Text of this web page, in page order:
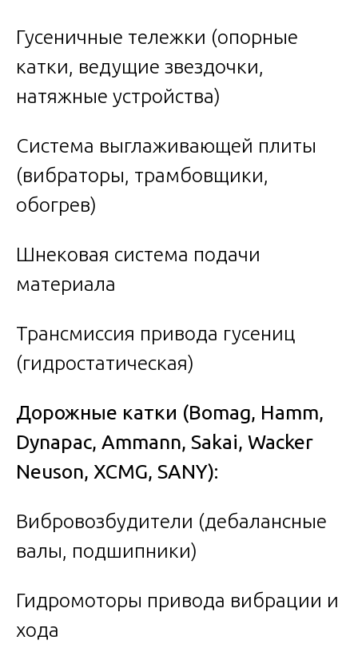
Гусеничные тележки (опорные
катки, ведущие звездочки,
натяжные устройства)
Система выглаживающей плиты
(вибраторы, трамбовщики,
обогрев)
Шнековая система подачи
материала
Трансмиссия привода гусениц
(гидростатическая)
Дорожные катки (Bomag, Hamm,
Dynapac, Ammann, Sakai, Wacker
Neuson, XCMG, SANY):
Вибровозбудители (дебалансные
валы, подшипники)
Гидромоторы привода вибрации и
хода